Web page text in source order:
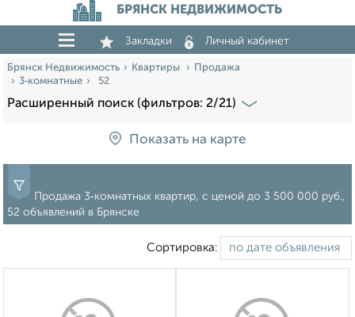
БРЯНСК НЕДВИЖИМОСТЬ
Закладки Личный кабинет
Брянск Недвижимость Квартиры
Продажа
3‑комнатные
52
Расширенный поиск (фильтров: 2/21)
Показать на карте
Продажа 3‑комнатных квартир, c ценой до 3 500 000 руб.,
52 объявлений в Брянске
Сортировка: